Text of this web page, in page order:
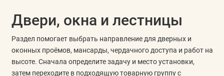
Двери, окна и лестницы
Раздел помогает выбрать направление для дверных и
оконных проёмов, мансарды, чердачного доступа и работ на
высоте. Сначала определите задачу и место установки,
затем переходите в подходящую товарную группу с